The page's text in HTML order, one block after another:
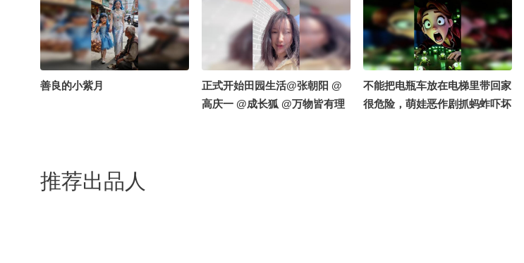
善良的小紫月
正式开始田园生活@张朝阳 @
高庆一 @成长狐 @万物皆有理
不能把电瓶车放在电梯里带回家
很危险，萌娃恶作剧抓蚂蚱吓坏
推荐出品人